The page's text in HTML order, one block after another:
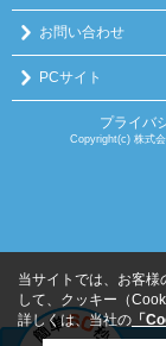
お問い合わせ
PCサイト
プライバ
Copyright(c) 株式
当サイトでは、お客様
して、クッキー（
詳しくは、当社の 「